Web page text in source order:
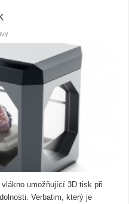
umožňující 3D tisk při
Verbatim, který je